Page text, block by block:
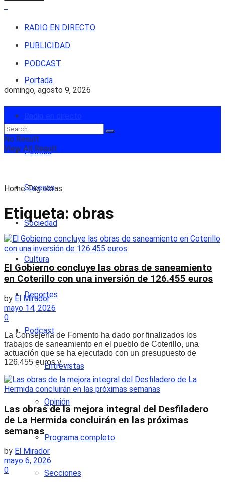
RADIO EN DIRECTO
PUBLICIDAD
PODCAST
domingo, agosto 9, 2026
Portada
Política
Sucesos
Sociedad
Cultura
Deportes
Podcast
Entrevistas
Opinión
Programa completo
Secciones
No Result
View All Result
Home Tag obras
Etiqueta: obras
El Gobierno concluye las obras de saneamiento
en Coterillo con una inversión de 126.455 euros
by El Mirador
mayo 14, 2026
0
La Consejería de Fomento ha dado por finalizados los
trabajos de saneamiento en el pueblo de Coterillo, una
actuación que se ha ejecutado con un presupuesto de
126.455 euros y ...
Las obras de la mejora integral del Desfiladero
de La Hermida concluirán en las próximas
semanas
by El Mirador
mayo 6, 2026
0